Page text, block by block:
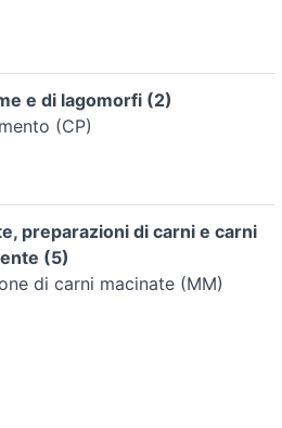
e di lagomorfi (2)
(CP)
preparazioni di carni e carni
(5)
di carni macinate (MM)